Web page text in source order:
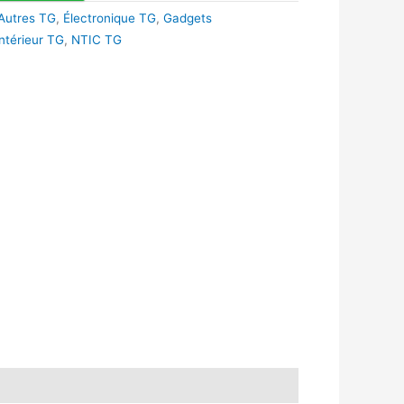
TG, Électronique TG,Gadgets
TG, NTIC TG